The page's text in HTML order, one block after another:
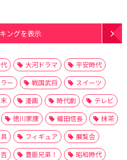
ングを表示
大河ドラマ
平安時代
ー 戦国武将
スイーツ
漫画 時代劇
テレビ
徳川家康 織田信長
抹茶
フィギュア
展覧会
豊臣兄弟！
昭和時代